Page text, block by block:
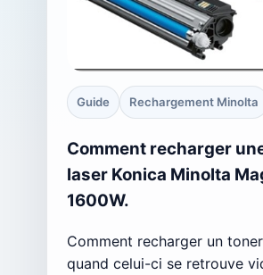
Guide Rechargement Minolta
Comment recharger
laser Konica Minolta
1600W.
Comment recharger un
quand celui-ci se retrouve